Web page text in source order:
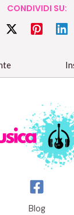
CONDIVIDI SU:
Blog